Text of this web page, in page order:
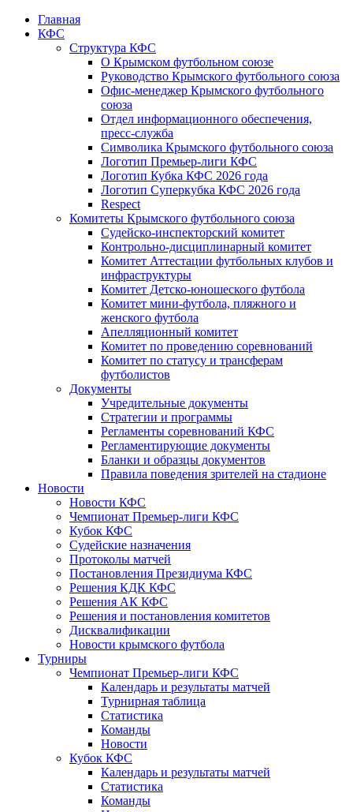
Главная
КФС
Структура КФС
О Крымском футбольном союзе
Руководство Крымского футбольного союза
Офис-менеджер Крымского футбольного
союза
Отдел информационного обеспечения,
пресс-служба
Символика Крымского футбольного союза
Логотип Премьер-лиги КФС
Логотип Кубка КФС 2026 года
Логотип Суперкубка КФС 2026 года
Respect
Комитеты Крымского футбольного союза
Судейско-инспекторский комитет
Контрольно-дисциплинарный комитет
Комитет Аттестации футбольных клубов и
инфраструктуры
Комитет Детско-юношеского футбола
Комитет мини-футбола, пляжного и
женского футбола
Апелляционный комитет
Комитет по проведению соревнований
Комитет по статусу и трансферам
футболистов
Документы
Учредительные документы
Стратегии и программы
Регламенты соревнований КФС
Регламентирующие документы
Бланки и образцы документов
Правила поведения зрителей на стадионе
Новости
Новости КФС
Чемпионат Премьер-лиги КФС
Кубок КФС
Судейские назначения
Протоколы матчей
Постановления Президиума КФС
Решения КДК КФС
Решения АК КФС
Решения и постановления комитетов
Дисквалификации
Новости крымского футбола
Турниры
Чемпионат Премьер-лиги КФС
Календарь и результаты матчей
Турнирная таблица
Статистика
Команды
Новости
Кубок КФС
Календарь и результаты матчей
Статистика
Команды